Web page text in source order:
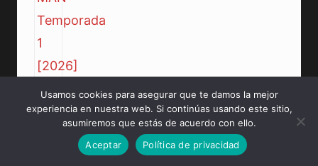
Usamos cookies para asegurar que te damos la mejor
experiencia en nuestra web. Si continúas usando este sitio,
asumiremos que estás de acuerdo con ello.
Aceptar
Política de privacidad